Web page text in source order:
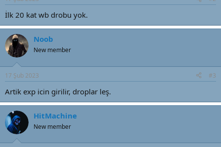
İlk 20 kat wb drobu yok.
Noob
New member
17 Şub 2023 #3
Artik exp icin girilir, droplar leş.
HitMachine
New member